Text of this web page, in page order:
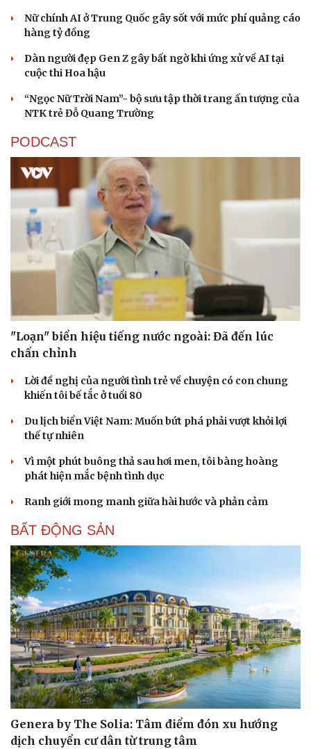
Cải chính
Nữ chính AI ở Trung Quốc gây sốt với mức phí quảng cáo
hàng tỷ đồng
Dàn người đẹp Gen Z gây bất ngờ khi ứng xử về AI tại
cuộc thi Hoa hậu
“Ngọc Nữ Trời Nam”- bộ sưu tập thời trang ấn tượng của
NTK trẻ Đỗ Quang Trường
PODCAST
"Loạn" biển hiệu tiếng nước ngoài: Đã đến lúc
chấn chỉnh
Lời đề nghị của người tình trẻ về chuyện có con chung
khiến tôi bế tắc ở tuổi 80
Du lịch biển Việt Nam: Muốn bứt phá phải vượt khỏi lợi
thế tự nhiên
Vì một phút buông thả sau hơi men, tôi bàng hoàng
phát hiện mắc bệnh tình dục
Ranh giới mong manh giữa hài hước và phản cảm
BẤT ĐỘNG SẢN
Genera by The Solia: Tâm điểm đón xu hướng
dịch chuyển cư dân từ trung tâm